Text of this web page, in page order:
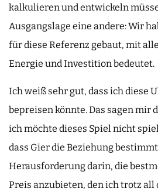
kalkulieren und entwickeln
Ausgangslage eine andere: Wir
für diese Referenz gebaut, mit
Energie und Investition bedeutet.
Ich weiß sehr gut, dass ich diese
bepreisen könnte. Das sagen mir
ich möchte dieses Spiel nicht
dass Gier die Beziehung
Herausforderung darin, die
Preis anzubieten, den ich trotz